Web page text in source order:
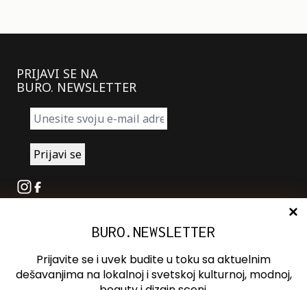
PRIJAVI SE NA
BURO. NEWSLETTER
Instagram
Facebook
Oglašavanje
Kontakt
BURO.NEWSLETTER
Prijavite se i uvek budite u toku sa aktuelnim
dešavanjima na lokalnoj i svetskoj kulturnoj, modnoj,